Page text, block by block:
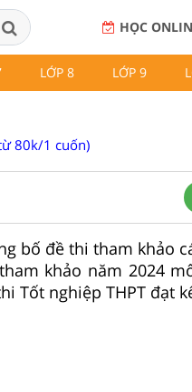
HỌC
LỚP 8 LỚP 9
80k/1 cuốn)
bố đề thi tham khảo
khảo năm 2024
Tốt nghiệp THPT đạt